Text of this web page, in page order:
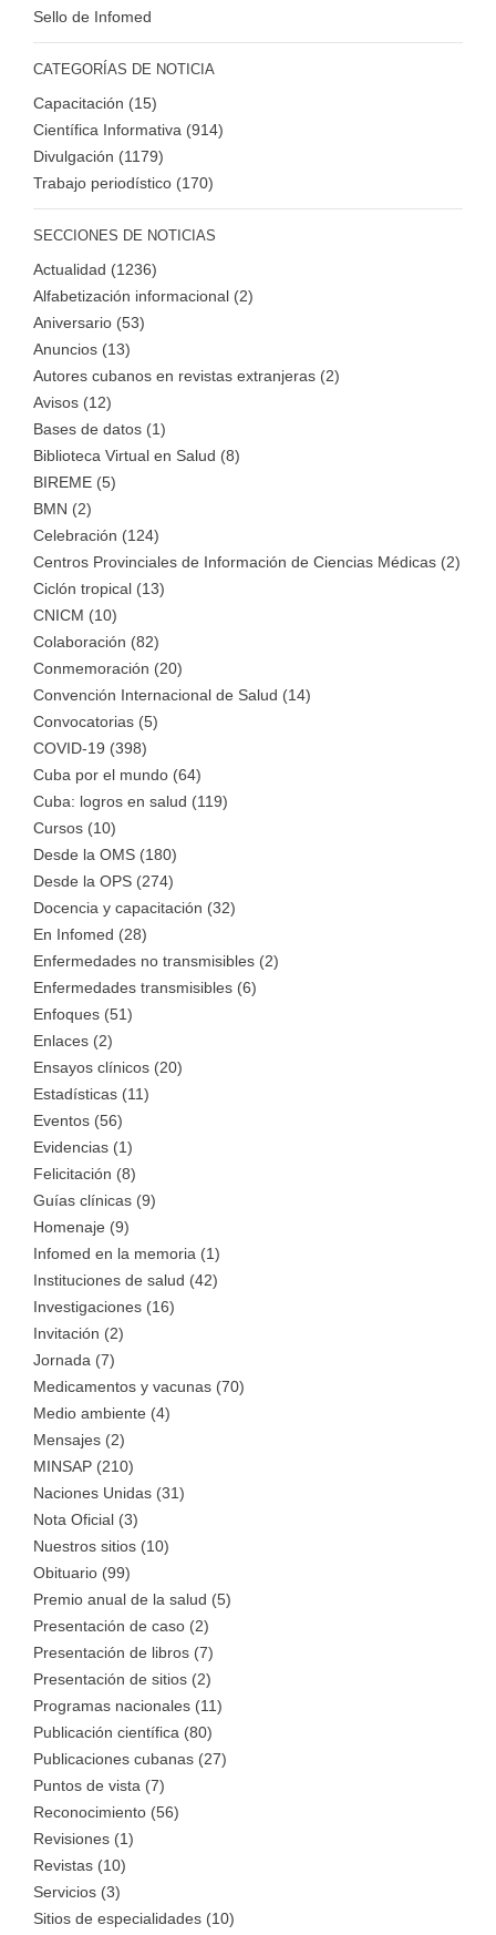
Sello de Infomed
CATEGORÍAS DE NOTICIA
Capacitación (15)
Científica Informativa (914)
Divulgación (1179)
Trabajo periodístico (170)
SECCIONES DE NOTICIAS
Actualidad (1236)
Alfabetización informacional (2)
Aniversario (53)
Anuncios (13)
Autores cubanos en revistas extranjeras (2)
Avisos (12)
Bases de datos (1)
Biblioteca Virtual en Salud (8)
BIREME (5)
BMN (2)
Celebración (124)
Centros Provinciales de Información de Ciencias Médicas (2)
Ciclón tropical (13)
CNICM (10)
Colaboración (82)
Conmemoración (20)
Convención Internacional de Salud (14)
Convocatorias (5)
COVID-19 (398)
Cuba por el mundo (64)
Cuba: logros en salud (119)
Cursos (10)
Desde la OMS (180)
Desde la OPS (274)
Docencia y capacitación (32)
En Infomed (28)
Enfermedades no transmisibles (2)
Enfermedades transmisibles (6)
Enfoques (51)
Enlaces (2)
Ensayos clínicos (20)
Estadísticas (11)
Eventos (56)
Evidencias (1)
Felicitación (8)
Guías clínicas (9)
Homenaje (9)
Infomed en la memoria (1)
Instituciones de salud (42)
Investigaciones (16)
Invitación (2)
Jornada (7)
Medicamentos y vacunas (70)
Medio ambiente (4)
Mensajes (2)
MINSAP (210)
Naciones Unidas (31)
Nota Oficial (3)
Nuestros sitios (10)
Obituario (99)
Premio anual de la salud (5)
Presentación de caso (2)
Presentación de libros (7)
Presentación de sitios (2)
Programas nacionales (11)
Publicación científica (80)
Publicaciones cubanas (27)
Puntos de vista (7)
Reconocimiento (56)
Revisiones (1)
Revistas (10)
Servicios (3)
Sitios de especialidades (10)